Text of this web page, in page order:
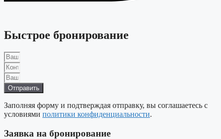
Быстрое бронирование
Отправить
Заполняя форму и подтверждая отправку, вы соглашаетесь с
условиями политики конфиденциальности.
Заявка на бронирование